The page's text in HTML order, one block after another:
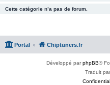
Cette catégorie n’a pas de forum.
Portal Chiptuners.fr
Développé parphpBB®
Traduit